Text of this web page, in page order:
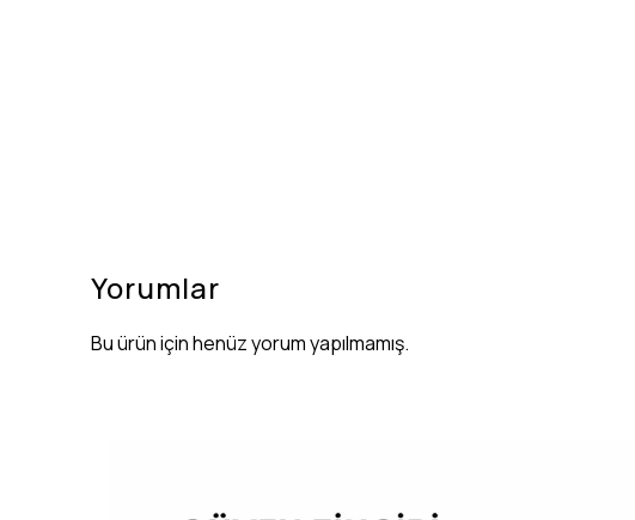
Yorumlar
Bu ürün için henüz yorum yapılmamış.